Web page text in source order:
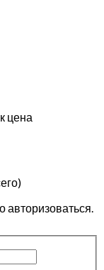
цена
авторизоваться.